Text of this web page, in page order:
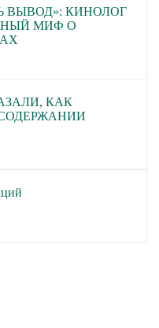
ВЫВОД»: КИНОЛОГ
МИФ О
КАК